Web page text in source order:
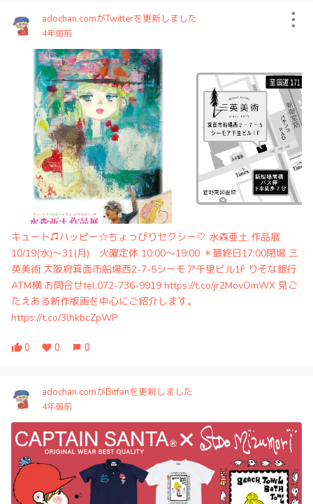
adochan.comがTwitterを更新しました
4年弱前
キュート♫ハッピー☆ちょっぴりセクシー♡ 水森亜土 作品展
10/19(水)〜31(月) 火曜定休 10:00〜19:00 ＊最終日17:00閉場 三
英美術 大阪府箕面市船場西2-7-5シーモア千里ビル1F りそな銀行
ATM横 お問合せtel.072-736-9919 https://t.co/jr2MovOmWX 見ご
たえある新作版画を中心にご紹介します。
https://t.co/3lhkbcZpWP
0 0 0
adochan.comがBitfanを更新しました
4年弱前